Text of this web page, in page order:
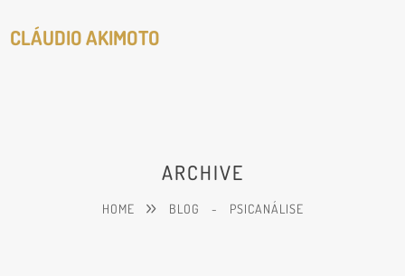
CLÁUDIO AKIMOTO
ARCHIVE
HOME BLOG - PSICANÁLISE